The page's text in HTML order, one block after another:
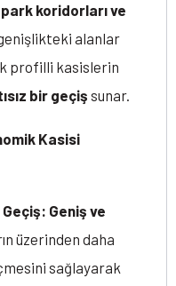
koridorları ve
alanlar
profilli kasislerin
bir geçiş sunar.
Kasisi
Geçiş: Geniş ve
üzerinden daha
sağlayarak